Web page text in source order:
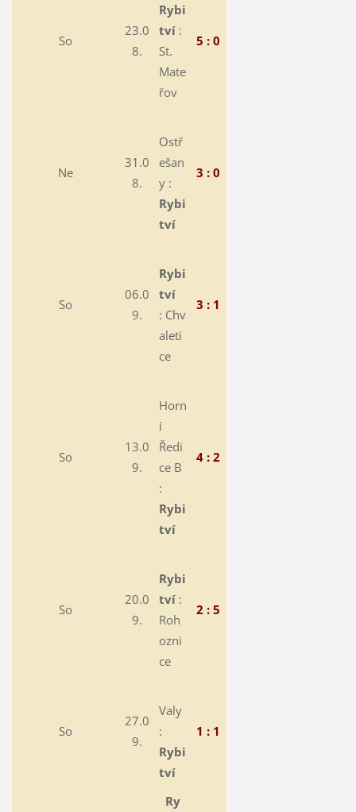
So
23.0
8.
Rybi
tví:
St.
Mate
řov
5 : 0
Ne
31.0
8.
Ostř
ešan
y :
Rybi
tví
3 : 0
So
06.0
9.
Rybi
tví
: Chv
aleti
ce
3 : 1
So
13.0
9.
Horn
í
Ředi
ce B
:
Rybi
tví
4 : 2
So
20.0
9.
Rybi
tví :
Roh
ozni
ce
2 : 5
So
27.0
9.
Valy
:
Rybi
tví
1 : 1
Ry